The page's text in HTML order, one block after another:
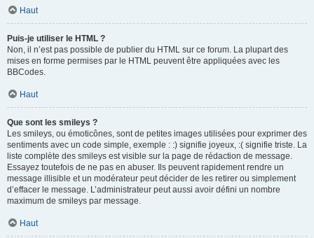
Haut
Puis-je utiliser le HTML ?
Non, il n’est pas possible de publier du HTML sur ce forum. La plupart des
mises en forme permises par le HTML peuvent être appliquées avec les
BBCodes.
Haut
Que sont les smileys ?
Les smileys, ou émoticônes, sont de petites images utilisées pour exprimer des
sentiments avec un code simple, exemple : :) signifie joyeux, :( signifie triste. La
liste complète des smileys est visible sur la page de rédaction de message.
Essayez toutefois de ne pas en abuser. Ils peuvent rapidement rendre un
message illisible et un modérateur peut décider de les retirer ou simplement
d’effacer le message. L’administrateur peut aussi avoir défini un nombre
maximum de smileys par message.
Haut